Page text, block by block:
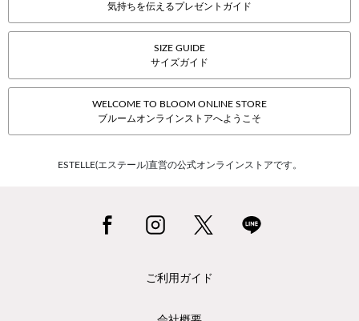
気持ちを伝えるプレゼントガイド
SIZE GUIDE
サイズガイド
WELCOME TO BLOOM ONLINE STORE
ブルームオンラインストアへようこそ
ESTELLE(エステール)直営の公式オンラインストアです。
ご利用ガイド